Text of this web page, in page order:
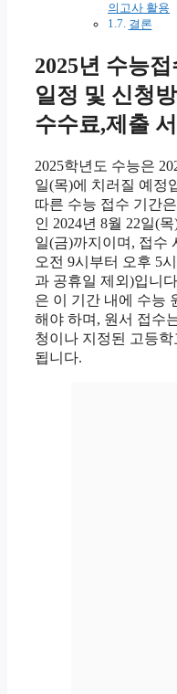
의고사 활용
결론
2025년 수능
일정 및 신청
수수료,제출
2025학년도 수능은
일(목)에 치러질 예정
따른 수능 접수 기간
인 2024년 8월 22일(
일(금)까지이며, 접수
오전 9시부터 오후 5
과 공휴일 제외)입니
은 이 기간 내에 수능
해야 하며, 원서 접수
청이나 지정된 고등학
됩니다.